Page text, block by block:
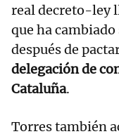
real decreto-ley
que ha
después de
delegación de
Cataluña.
Torres también